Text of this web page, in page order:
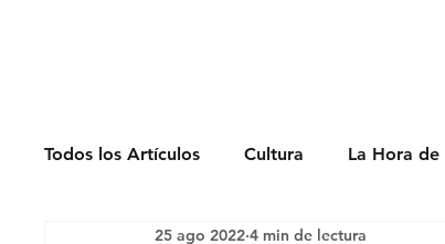
Todos los Artículos Cultura La Hora
25 ago 2022 4 min de lectura